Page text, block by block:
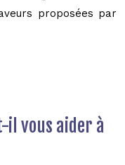
proposées par
il vous aider à